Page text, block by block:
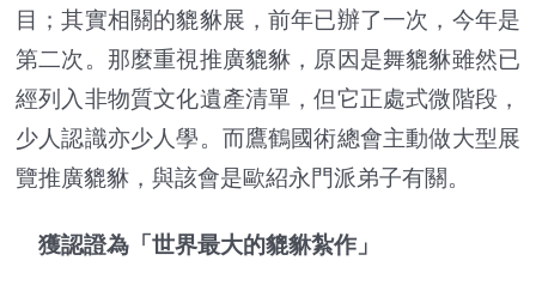
目；其實相關的貔貅展，前年已辦了一次，今年是
第二次。那麼重視推廣貔貅，原因是舞貔貅雖然已
經列入非物質文化遺產清單，但它正處式微階段，
少人認識亦少人學。而鷹鶴國術總會主動做大型展
覽推廣貔貅，與該會是歐紹永門派弟子有關。
獲認證為「世界最大的貔貅紮作」